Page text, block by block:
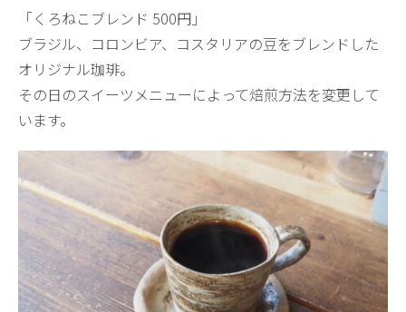
「くろねこブレンド 500円」
ブラジル、コロンビア、コスタリアの豆をブレンドした
オリジナル珈琲。
その日のスイーツメニューによって焙煎方法を変更して
います。